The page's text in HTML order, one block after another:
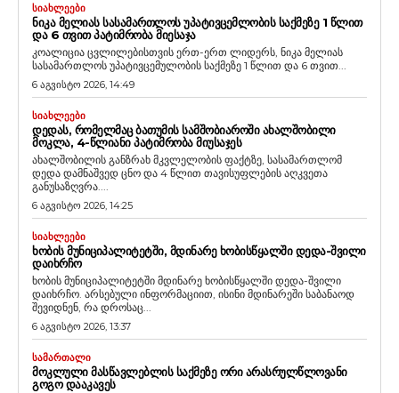
ᲡᲘᲐᲮᲚᲔᲔᲑᲘ
ᲜᲘᲙᲐ ᲛᲔᲚᲘᲐᲡ ᲡᲐᲡᲐᲛᲐᲠᲗᲚᲝᲡ ᲣᲞᲐᲢᲘᲕᲪᲔᲛᲚᲝᲑᲘᲡ ᲡᲐᲥᲛᲔᲖᲔ 1 ᲬᲚᲘᲗ
ᲓᲐ 6 ᲗᲕᲘᲗ ᲞᲐᲢᲘᲛᲠᲝᲑᲐ ᲛᲘᲔᲡᲐᲯᲐ
კოალიცია ცვლილებისთვის ერთ-ერთ ლიდერს, ნიკა მელიას
სასამართლოს უპატივცემულობის საქმეზე 1 წლით და 6 თვით...
6 აგვისტო 2026, 14:49
ᲡᲘᲐᲮᲚᲔᲔᲑᲘ
ᲓᲔᲓᲐᲡ, ᲠᲝᲛᲔᲚᲛᲐᲪ ᲑᲐᲗᲣᲛᲘᲡ ᲡᲐᲛᲨᲝᲑᲘᲐᲠᲝᲨᲘ ᲐᲮᲐᲚᲨᲝᲑᲘᲚᲘ
ᲛᲝᲙᲚᲐ, 4-ᲬᲚᲘᲐᲜᲘ ᲞᲐᲢᲘᲛᲠᲝᲑᲐ ᲛᲘᲣᲡᲐᲯᲔᲡ
ახალშობილის განზრახ მკვლელობის ფაქტზე, სასამართლომ
დედა დამნაშვედ ცნო და 4 წლით თავისუფლების აღკვეთა
განუსაზღვრა....
6 აგვისტო 2026, 14:25
ᲡᲘᲐᲮᲚᲔᲔᲑᲘ
ᲮᲝᲑᲘᲡ ᲛᲣᲜᲘᲪᲘᲞᲐᲚᲘᲢᲔᲢᲨᲘ, ᲛᲓᲘᲜᲐᲠᲔ ᲮᲝᲑᲘᲡᲬᲧᲐᲚᲨᲘ ᲓᲔᲓᲐ-ᲨᲕᲘᲚᲘ
ᲓᲐᲘᲮᲠᲩᲝ
ხობის მუნიციპალიტეტში მდინარე ხობისწყალში დედა-შვილი
დაიხრჩო. არსებული ინფორმაციით, ისინი მდინარეში საბანაოდ
შევიდნენ, რა დროსაც...
6 აგვისტო 2026, 13:37
ᲡᲐᲛᲐᲠᲗᲐᲚᲘ
ᲛᲝᲙᲚᲣᲚᲘ ᲛᲐᲡᲬᲐᲕᲚᲔᲑᲚᲘᲡ ᲡᲐᲥᲛᲔᲖᲔ ᲝᲠᲘ ᲐᲠᲐᲡᲠᲣᲚᲬᲚᲝᲕᲐᲜᲘ
ᲒᲝᲒᲝ ᲓᲐᲐᲙᲐᲕᲔᲡ